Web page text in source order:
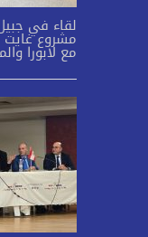
لقاء في
مشروع غايت
مع لابورا